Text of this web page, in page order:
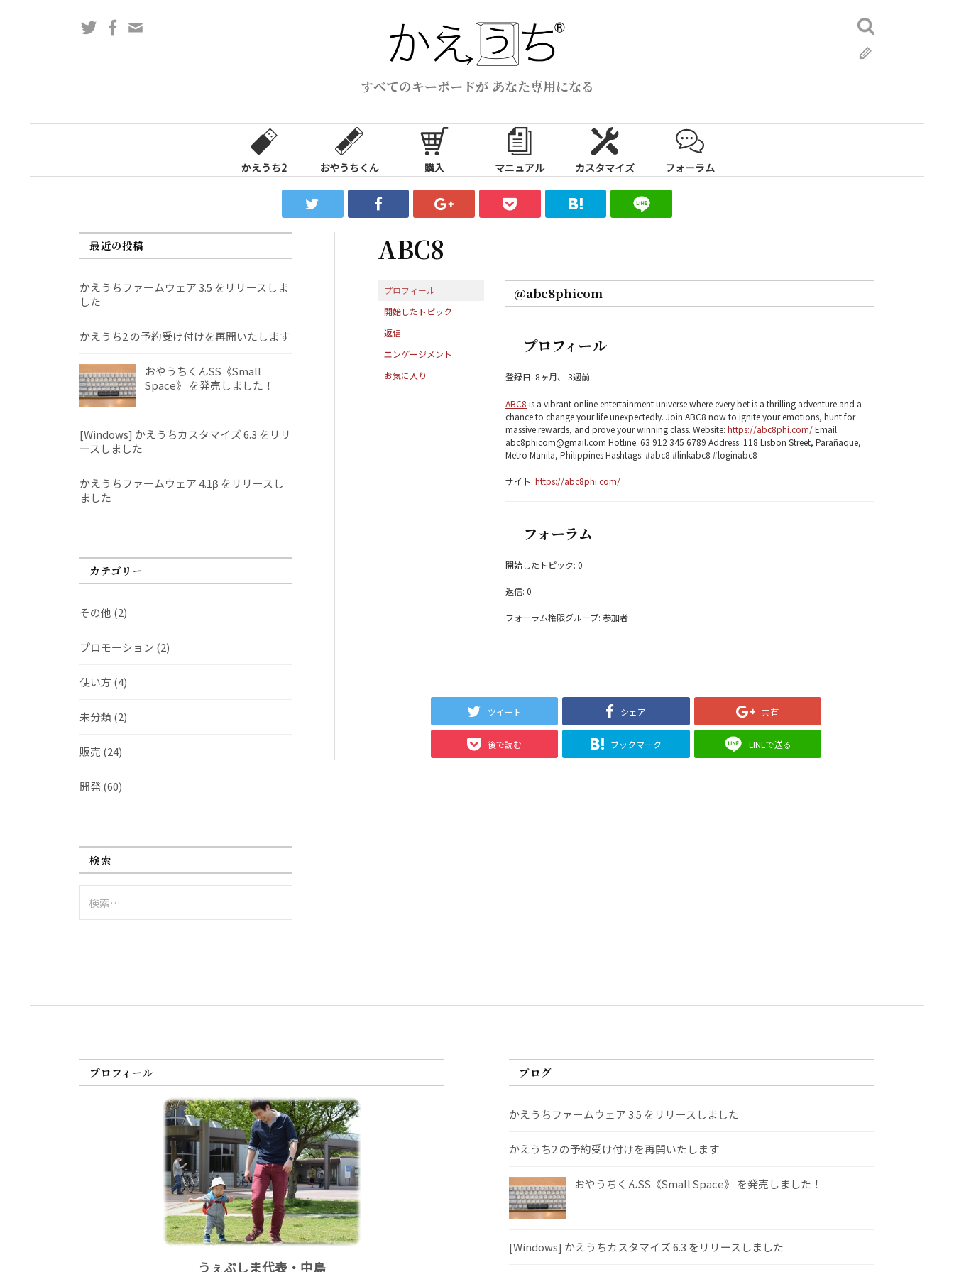
ス
すべてのキーボードが あなた専用になる
TwitterFacebook
検
索:
かえうち2 おやうちくん 購入 マニュアル カスタマイズ フォーラム
ABC8
プロフィール
開始したトピック
返信
エンゲージメント
お気に入り
@abc8phicom
プロフィール
登録日: 8ヶ月、 3週前
ABC8 is a vibrant online entertainment universe where every bet is a thrilling adventure and a
chance to change your life unexpectedly. Join ABC8 now to ignite your emotions, hunt for
massive rewards, and prove your winning class. Website: https://abc8phi.com/Email:
abc8phicom@gmail.com Hotline: 63 912 345 6789 Address: 118 Lisbon Street, Parañaque,
Metro Manila, Philippines Hashtags: #abc8 #linkabc8 #loginabc8
サイト: https://abc8phi.com/
フォーラム
開始したトピック: 0
返信: 0
フォーラム権限グループ: 参加者
ツイート シェア 共有
後で読む ブックマーク LINEで送る
最近の投稿
かえうちファームウェア 3.5 をリリースしま
した
かえうち2 の予約受け付けを再開いたします
おやうちくんSS《Small
Space》 を発売しました！
[Windows] かえうちカスタマイズ 6.3 をリリ
ースしました
かえうちファームウェア 4.1β をリリースし
ました
カテゴリー
その他 (2)
プロモーション (2)
使い方 (4)
未分類 (2)
販売 (24)
開発(60)
検索
索:
プロフィール
うぇぶしま代表・中島
ブログ
かえうちファームウェア 3.5 をリリースしました
かえうち2 の予約受け付けを再開いたします
おやうちくんSS《Small Space》 を発売しました！
[Windows] かえうちカスタマイズ 6.3 をリリースしました